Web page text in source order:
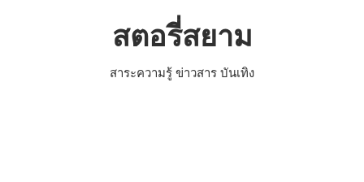
สตอรี่สยาม
สาระความรู้ ข่าวสาร บันเทิง